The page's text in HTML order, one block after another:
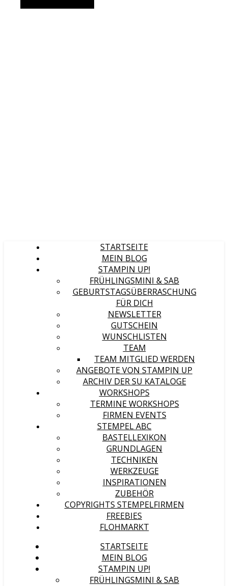
STARTSEITE
MEIN BLOG
STAMPIN UP!
FRÜHLINGSMINI & SAB
GEBURTSTAGSÜBERRASCHUNG
FÜR DICH
NEWSLETTER
GUTSCHEIN
WUNSCHLISTEN
TEAM
TEAM MITGLIED WERDEN
ANGEBOTE VON STAMPIN UP
ARCHIV DER SU KATALOGE
WORKSHOPS
TERMINE WORKSHOPS
FIRMEN EVENTS
STEMPEL ABC
BASTELLEXIKON
GRUNDLAGEN
TECHNIKEN
WERKZEUGE
INSPIRATIONEN
ZUBEHÖR
COPYRIGHTS STEMPELFIRMEN
FREEBIES
FLOHMARKT
STARTSEITE
MEIN BLOG
STAMPIN UP!
FRÜHLINGSMINI & SAB